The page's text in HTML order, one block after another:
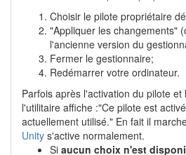
Choisir le pilote propriétaire
"Appliquer les changements"
l'ancienne version du
Fermer le gestionnaire;
Redémarrer votre ordinateur.
Parfois après l'activation du pilote
l'utilitaire affiche :"Ce pilote est
actuellement utilisé." En fait il
Unity s'active normalement.
Si aucun choix n'est